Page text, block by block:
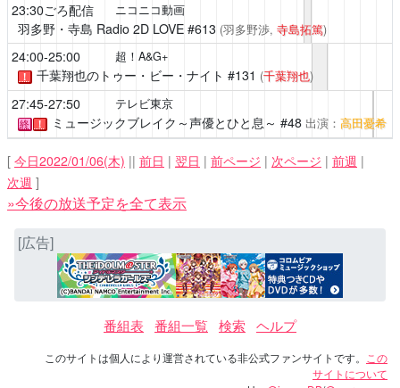
23:30ごろ配信 ニコニコ動画
羽多野・寺島 Radio 2D LOVE#613 (羽多野渉, 寺島拓篤)
24:00-25:00 超！A&G+
！ 千葉翔也のトゥー・ビー・ナイト #131 (千葉翔也)
27:45-27:50 テレビ東京
終 ！ ミュージックブレイク～声優とひと息～ #48 出演： 高田憂希
[ 今日2022/01/06(木) || 前日 | 翌日 | 前ページ | 次ページ | 前週 |
次週 ]
»今後の放送予定を全て表示
[広告]
番組表 番組一覧 検索 ヘルプ
このサイトは個人により運営されている非公式ファンサイトです。
この
サイトについて